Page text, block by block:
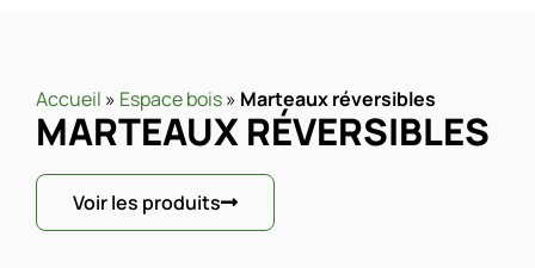
Accueil » Espace bois» Marteaux réversibles
MARTEAUX RÉVERSIBLES
Voir les produits